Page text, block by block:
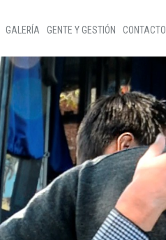
GALERÍA
Noticias
Videos
GENTE Y GESTIÓN
CONTACTO
Defensor